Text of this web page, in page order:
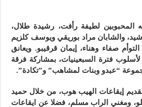
المحبوبين لطيفة رأفت، رشيدة طلال،
والشابان مراد بوريقي ويوسف كلزيم
صفاء وهناء، إيمان قرقيبو. ويعانق
لأسلوب فترة السبعينيات، بمشاركة فرقة
“عبدو وبنات لمشاهب” و”تكادة”.
إيقاعات الهيب هوب، من خلال حميد
ومغني الراب مسلم، فضلا عن ايقاعات